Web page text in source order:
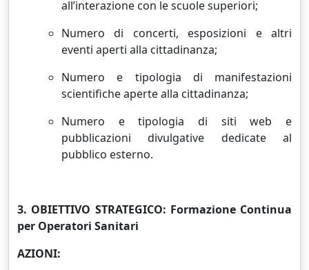
all’interazione con le scuole superiori;
Numero di concerti, esposizioni e altri
eventi aperti alla cittadinanza;
Numero e tipologia di manifestazioni
scientifiche aperte alla cittadinanza;
Numero e tipologia di siti web e
pubblicazioni divulgative dedicate al
pubblico esterno.
3. OBIETTIVO STRATEGICO: Formazione Continua
per Operatori Sanitari
AZIONI: